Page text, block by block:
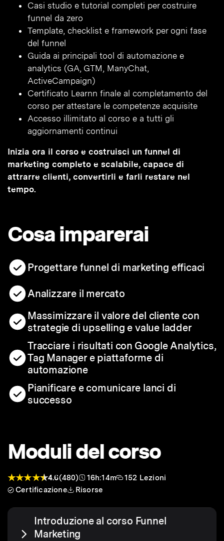
Casi studio e tutorial completi per costruire
funnel da zero
Template, checklist e framework per ogni fase
del funnel
Guida ai principali tool di automazione e
analytics (GA, GTM, ManyChat,
ActiveCampaign)
Certificato Learnn finale al completamento del
corso per attestare le competenze acquisite
Accesso illimitato al corso e a tutti gli
aggiornamenti continui
Inizia ora il corso e costruisci un funnel di
marketing completo e scalabile, capace di
attrarre clienti, convertirli e farli restare nel
tempo.
Cosa imparerai
Progettare funnel di marketing efficaci
Analizzare il mercato
Massimizzare il valore del cliente con
strategie di upselling e value ladder
Tracciare i risultati con Google Analytics,
Tag Manager e piattaforme di
automazione
Pianificare e comunicare lanci di
successo
Moduli del corso
4.6(480) 16h:14m
152 Lezioni
Certificazione
Risorse
Introduzione al corso Funnel
Marketing